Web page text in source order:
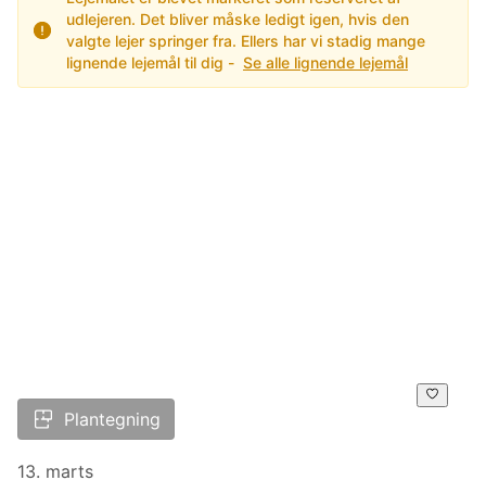
udlejeren. Det bliver måske ledigt igen, hvis den
valgte lejer springer fra. Ellers har vi stadig mange
lignende lejemål til dig - Se alle lignende lejemål
Plantegning
13. marts